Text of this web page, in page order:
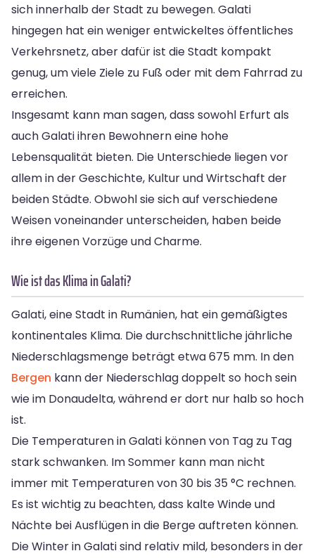
sich innerhalb der Stadt zu bewegen. Galati
hingegen hat ein weniger entwickeltes öffentliches
Verkehrsnetz, aber dafür ist die Stadt kompakt
genug, um viele Ziele zu Fuß oder mit dem Fahrrad zu
erreichen.
Insgesamt kann man sagen, dass sowohl Erfurt als
auch Galati ihren Bewohnern eine hohe
Lebensqualität bieten. Die Unterschiede liegen vor
allem in der Geschichte, Kultur und Wirtschaft der
beiden Städte. Obwohl sie sich auf verschiedene
Weisen voneinander unterscheiden, haben beide
ihre eigenen Vorzüge und Charme.
Wie ist das Klima in Galati?
Galati, eine Stadt in Rumänien, hat ein gemäßigtes
kontinentales Klima. Die durchschnittliche jährliche
Niederschlagsmenge beträgt etwa 675 mm. In den
Bergen kann der Niederschlag doppelt so hoch sein
wie im Donaudelta, während er dort nur halb so hoch
ist.
Die Temperaturen in Galati können von Tag zu Tag
stark schwanken. Im Sommer kann man nicht
immer mit Temperaturen von 30 bis 35 °C rechnen.
Es ist wichtig zu beachten, dass kalte Winde und
Nächte bei Ausflügen in die Berge auftreten können.
Die Winter in Galati sind relativ mild, besonders in der